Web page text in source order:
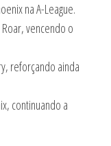
na A-League.
vencendo o
reforçando ainda
continuando a